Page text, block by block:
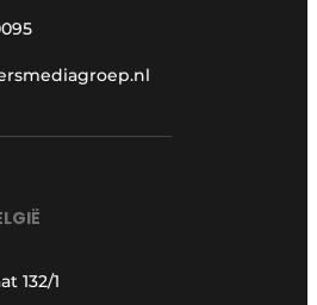
132/1